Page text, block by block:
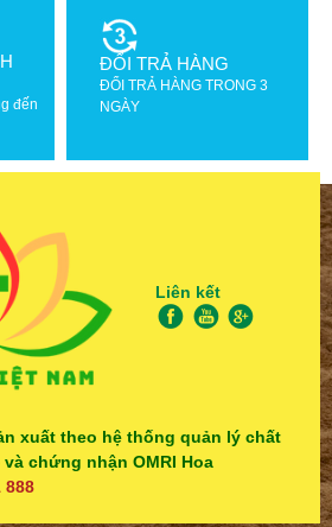
đến
ĐỔI TRẢ HÀNG
ĐỔI TRẢ HÀNG TRONG 3
NGÀY
Liên kết
xuất theo hệ thống quản lý chất
chứng nhận OMRI Hoa
888